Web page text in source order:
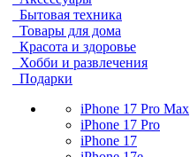
Бытовая техника
Товары для дома
Красота и здоровье
Хобби и развлечения
Подарки
iPhone 17 Pro Max
iPhone 17 Pro
iPhone 17